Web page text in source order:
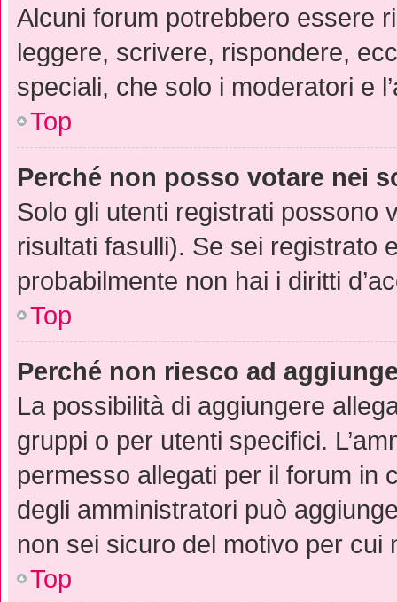
Alcuni forum potrebbero essere
leggere, scrivere, rispondere,
speciali, che solo i moderatori e
Top
Perché non posso votare nei
Solo gli utenti registrati possono
risultati fasulli). Se sei registrato
probabilmente non hai i diritti
Top
Perché non riesco ad
La possibilità di aggiungere
gruppi o per utenti specifici.
permesso allegati per il forum in
degli amministratori può
non sei sicuro del motivo per cui
Top